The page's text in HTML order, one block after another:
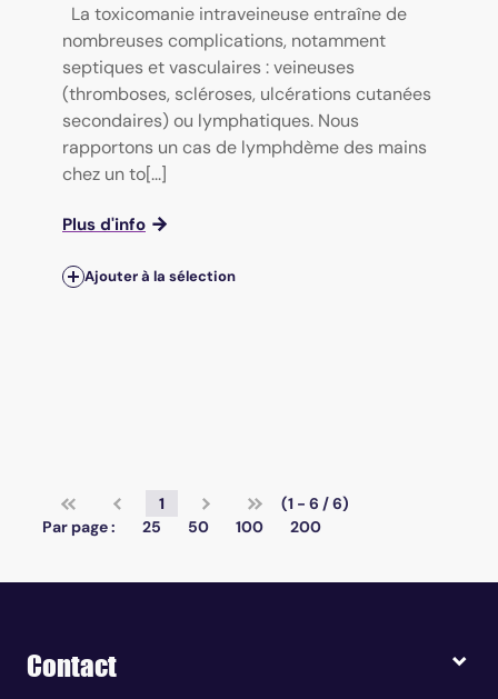
La toxicomanie intraveineuse entraîne de
nombreuses complications, notamment
septiques et vasculaires : veineuses
(thromboses, scléroses, ulcérations cutanées
secondaires) ou lymphatiques. Nous
rapportons un cas de lymphdème des mains
chez un to[...]
Plus d'info
Ajouter à la sélection
1
(1 - 6 / 6)
Par page :
25 50 100 200
Contact